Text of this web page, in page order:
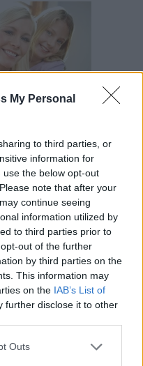
My Personal
to third parties, or
information for
the below opt-out
note that after your
continue seeing
information utilized by
to third parties prior to
out of the further
by third parties on the
This information may
on the IAB’s List of
further disclose it to other
one or more Google
Outs
felnőtt, aki mer
Az
született
belső
nap mint nap
rossz
suliból!